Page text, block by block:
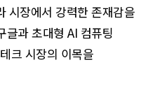
시장에서 강력한 존재감을
글과 초대형 AI 컴퓨팅
크 시장의 이목을